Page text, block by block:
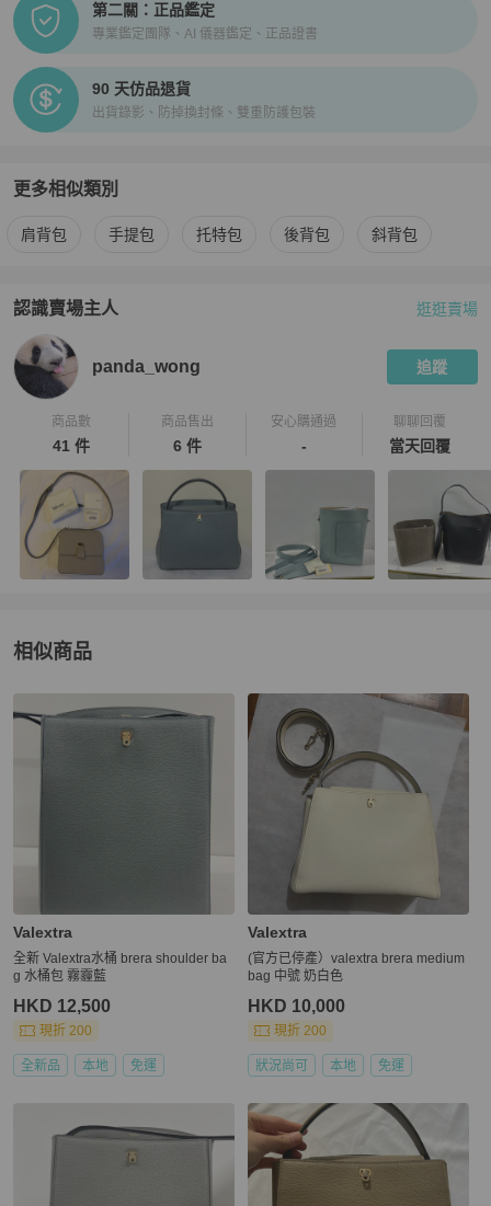
第二關：正品鑑定
專業鑑定團隊、AI 儀器鑑定、正品證書
90 天仿品退貨
出貨錄影、防掉換封條、雙重防護包裝
更多相似類別
更多Valextra 女包相似商品推薦
肩背包 手提包 托特包 後背包 斜背包
認識賣場主人
PopChill 拍拍圈嚴選賣家
逛逛賣場
panda_wong 追蹤
商品數
41 件
商品售出
6 件
安心購通過
-
聊聊回覆
當天回覆
相似商品
更多相似Valextra女包推薦精品
Valextra
全新 Valextra水桶 brera shoulder ba
g 水桶包 霧霾藍
HKD 12,500
現折 200
全新品 本地 免運
Valextra
(官方已停產）valextra brera medium
bag 中號 奶白色
HKD 10,000
現折 200
狀況尚可 本地 免運